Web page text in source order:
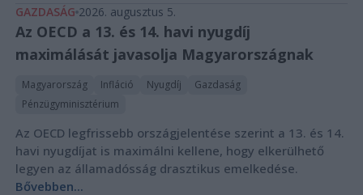
GAZDASÁG 2026. augusztus 5.
Az OECD a 13. és 14. havi nyugdíj
maximálását javasolja Magyarországnak
Magyarország Infláció Nyugdíj
Gazdaság
Pénzügyminisztérium
Az OECD legfrissebb országjelentése szerint a 13. és 14.
havi nyugdíjat is maximálni kellene, hogy elkerülhető
legyen az államadósság drasztikus emelkedése.
Bővebben...